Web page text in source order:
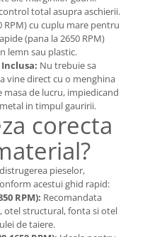
total asupra aschierii.
RPM) cu cuplu mare pentru
(pana la 2650 RPM)
lemn sau plastic.
Nu trebuie sa
vine direct cu o menghina
masa de lucru, impiedicand
in timpul gauririi.
corecta
pieselor,
acestui ghid rapid:
RPM): Recomandata
otel structural, fonta si otel
de taiere.